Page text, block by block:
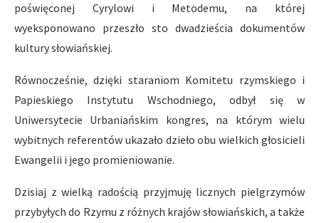
poświęconej Cyrylowi i Metodemu, na której
wyeksponowano przeszło sto dwadzieścia dokumentów
kultury słowiańskiej.
Równocześnie, dzięki staraniom Komitetu rzymskiego i
Papieskiego Instytutu Wschodniego, odbył się w
Uniwersytecie Urbaniańskim kongres, na którym wielu
wybitnych referentów ukazało dzieło obu wielkich głosicieli
Ewangelii i jego promieniowanie.
Dzisiaj z wielką radością przyjmuję licznych pielgrzymów
przybyłych do Rzymu z różnych krajów słowiańskich, a także